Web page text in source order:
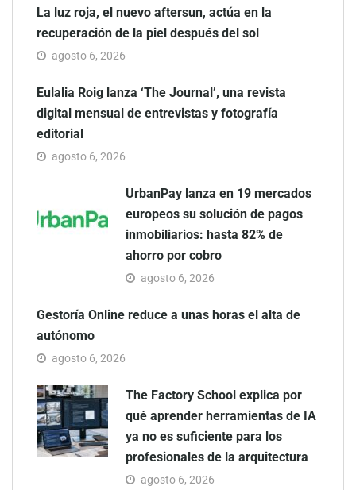
La luz roja, el nuevo aftersun, actúa en la
recuperación de la piel después del sol
agosto 6, 2026
Eulalia Roig lanza ‘The Journal’, una revista
digital mensual de entrevistas y fotografía
editorial
agosto 6, 2026
UrbanPay lanza en 19 mercados
europeos su solución de pagos
inmobiliarios: hasta 82% de
ahorro por cobro
agosto 6, 2026
Gestoría Online reduce a unas horas el alta de
autónomo
agosto 6, 2026
The Factory School explica por
qué aprender herramientas de IA
ya no es suficiente para los
profesionales de la arquitectura
agosto 6, 2026